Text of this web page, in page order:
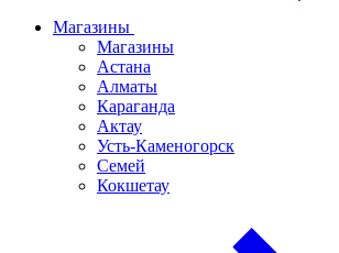
Магазины
Магазины
Астана
Алматы
Караганда
Актау
Усть-Каменогорск
Семей
Кокшетау